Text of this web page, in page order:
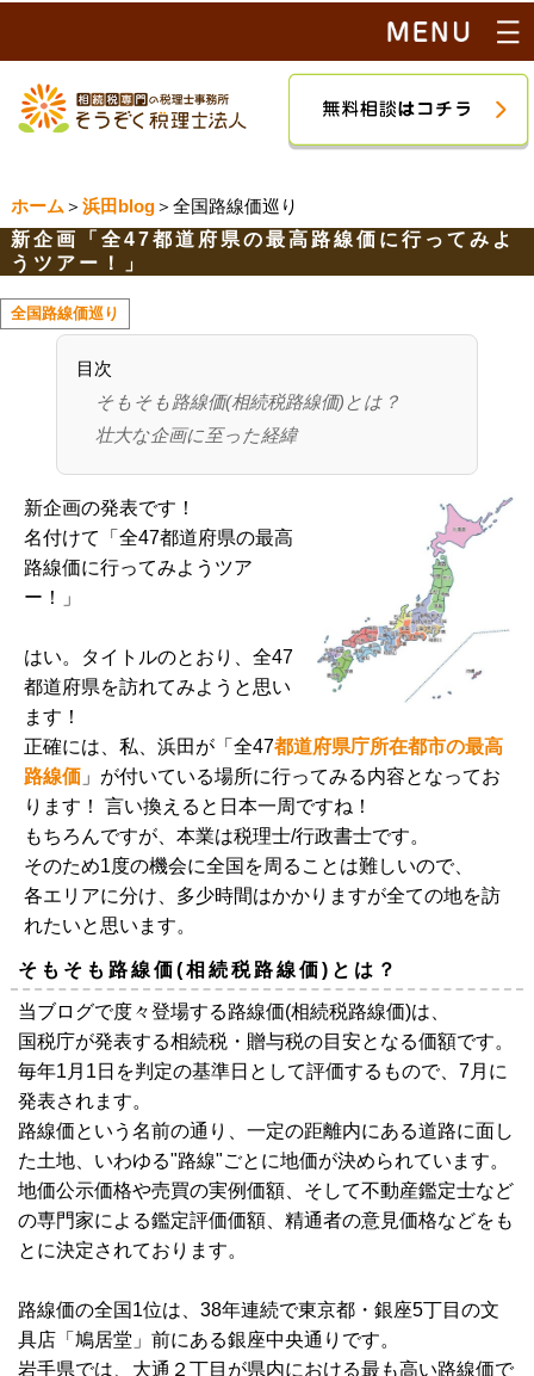
ホーム ＞ 浜田blog＞全国路線価巡り
新企画「全47都道府県の最高路線価に行ってみよ
うツアー！」
全国路線価巡り
目次
そもそも路線価(相続税路線価)とは？
壮大な企画に至った経緯
新企画の発表です！
名付けて「全47都道府県の最高
路線価に行ってみようツア
ー！」
はい。タイトルのとおり、全47
都道府県を訪れてみようと思い
ます！
正確には、私、浜田が「全47都道府県庁所在都市の最高
路線価 」が付いている場所に行ってみる内容となってお
ります！ 言い換えると日本一周ですね！
もちろんですが、本業は税理士/行政書士です。
そのため1度の機会に全国を周ることは難しいので、
各エリアに分け、多少時間はかかりますが全ての地を訪
れたいと思います。
そもそも路線価(相続税路線価)とは？
当ブログで度々登場する路線価(相続税路線価)は、
国税庁が発表する相続税・贈与税の目安となる価額です。
毎年1月1日を判定の基準日として評価するもので、7月に
発表されます。
路線価という名前の通り、一定の距離内にある道路に面し
た土地、いわゆる"路線"ごとに地価が決められています。
地価公示価格や売買の実例価額、そして不動産鑑定士など
の専門家による鑑定評価価額、精通者の意見価格などをも
とに決定されております。
路線価の全国1位は、38年連続で東京都・銀座5丁目の文
具店「鳩居堂」前にある銀座中央通りです。
岩手県では、大通２丁目が県内における最も高い路線価で